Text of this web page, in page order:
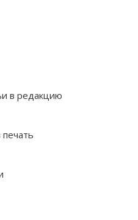
в редакцию